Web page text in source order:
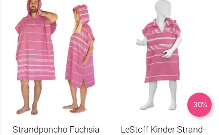
Strandponcho Fuchsia
-30%
LeStoff Kinder Strand-